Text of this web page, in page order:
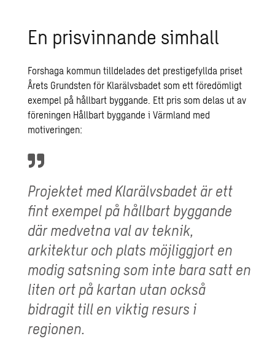
En pris­vin­nan­de sim­hall
Forshaga kommun tilldelades det prestigefyllda priset
Årets Grundsten för Klarälvsbadet som ett föredömligt
exempel på hållbart byggande. Ett pris som delas ut av
föreningen Hållbart byggande i Värmland med
motiveringen:
Projektet med Klarälvsbadet är ett
fint exempel på hållbart byggande
där medvetna val av teknik,
arkitektur och plats möjliggjort en
modig satsning som inte bara satt en
liten ort på kartan utan också
bidragit till en viktig resurs i
regionen.